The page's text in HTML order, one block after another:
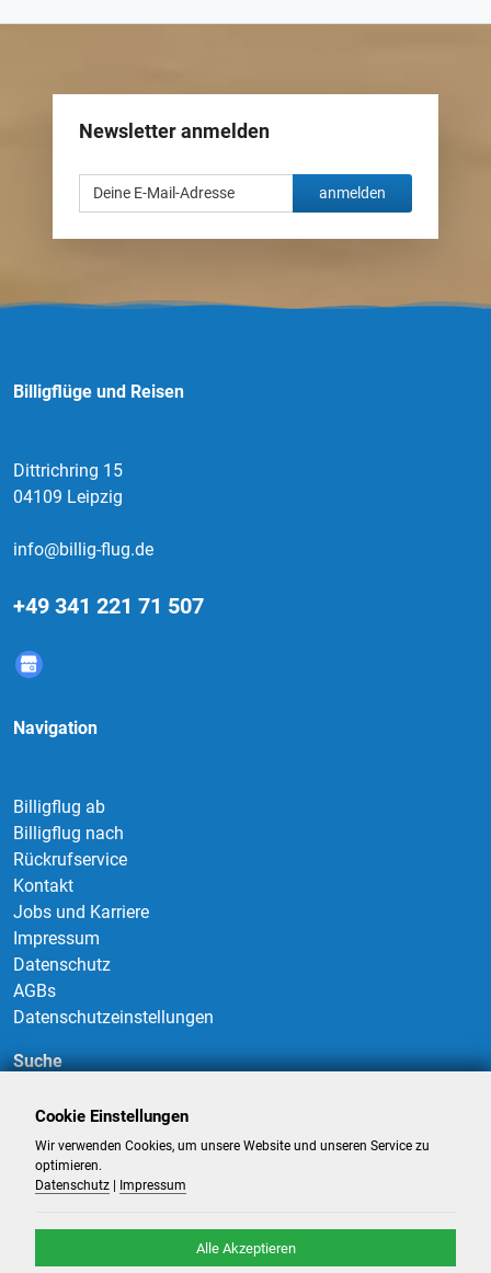
Newsletter anmelden
anmelden
Billigflüge und Reisen
Dittrichring 15
04109 Leipzig
info@billig-flug.de
+49 341 221 71 507
Navigation
Billigflug ab
Billigflug nach
Rückrufservice
Kontakt
Jobs und Karriere
Impressum
Datenschutz
AGBs
Datenschutzeinstellungen
Suche
Suchen
Cookie Einstellungen
Wir verwenden Cookies, um unsere Website und unseren Service zu
optimieren.
Datenschutz
Impressum
Alle Akzeptieren